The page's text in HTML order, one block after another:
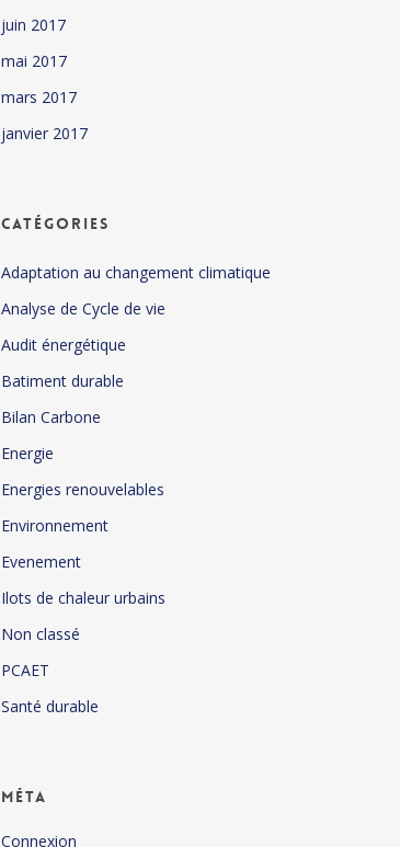
juin 2017
mai 2017
mars 2017
janvier 2017
Catégories
Adaptation au changement climatique
Analyse de Cycle de vie
Audit énergétique
Batiment durable
Bilan Carbone
Energie
Energies renouvelables
Environnement
Evenement
Ilots de chaleur urbains
Non classé
PCAET
Santé durable
Méta
Connexion